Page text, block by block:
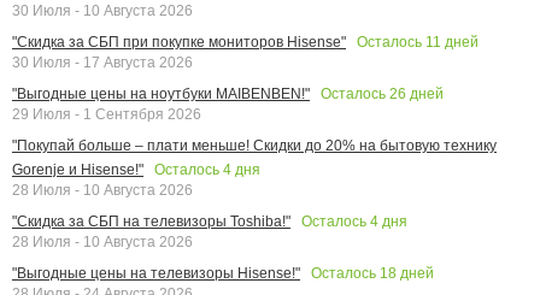
30 Июля - 10 Августа 2026
"Скидка за СБП при покупке мониторов Hisense"
Осталось 11 дней
30 Июля - 17 Августа 2026
"Выгодные цены на ноутбуки MAIBENBEN!"
Осталось 26 дней
29 Июля - 1 Сентября 2026
"Покупай больше – плати меньше! Скидки до 20% на бытовую технику
Gorenje и Hisense!"
Осталось 4 дня
28 Июля - 10 Августа 2026
"Скидка за СБП на телевизоры Toshiba!"
Осталось 4 дня
28 Июля - 10 Августа 2026
"Выгодные цены на телевизоры Hisense!"
Осталось 18 дней